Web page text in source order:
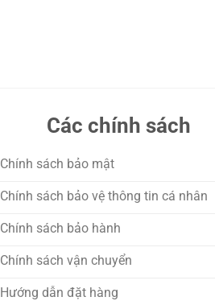
Các chính sách
Chính sách bảo mật
Chính sách bảo vệ thông tin cá nhân
Chính sách bảo hành
Chính sách vận chuyển
Hướng dẫn đặt hàng